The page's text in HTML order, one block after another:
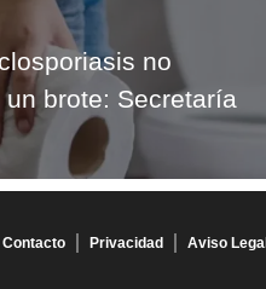
no
un brote: Secretaría
Contacto Privacidad Aviso Legal